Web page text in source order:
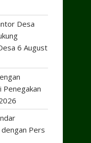
Desa
6 August
Penegakan
Pers